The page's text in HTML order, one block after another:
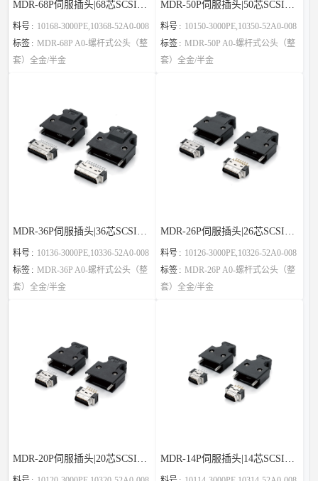
料号
10168-3000PE,10368-52A0-008
标签
MDR-68P A0-螺杆式公头（整
套）全金/半金
料号
10150-3000PE,10350-52A0-008
标签
MDR-50P A0-螺杆式公头（整
套）全金/半金
MDR-36P伺服插头|36芯SCSI连接器替代3M
料号
10136-3000PE,10336-52A0-008
标签
MDR-36P A0-螺杆式公头（整
套）全金/半金
MDR-26P伺服插头|26芯SCSI连接器替代3M
料号
10126-3000PE,10326-52A0-008
标签
MDR-26P A0-螺杆式公头（整
套）全金/半金